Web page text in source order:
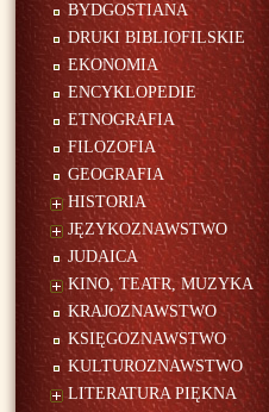
BYDGOSTIANA
DRUKI BIBLIOFILSKIE
EKONOMIA
ENCYKLOPEDIE
ETNOGRAFIA
FILOZOFIA
GEOGRAFIA
HISTORIA
JĘZYKOZNAWSTWO
JUDAICA
KINO, TEATR, MUZYKA
KRAJOZNAWSTWO
KSIĘGOZNAWSTWO
KULTUROZNAWSTWO
LITERATURA PIĘKNA